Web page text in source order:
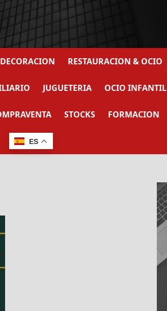
RESTAURACION & OCIO
JUGUETERIA OCIO INFANTIL
STOCKS FORMACION
ES